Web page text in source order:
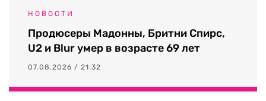
НОВОСТИ
Продюсеры Мадонны, Бритни Спирс,
U2 и Blur умер в возрасте 69 лет
07.08.2026 / 21:32